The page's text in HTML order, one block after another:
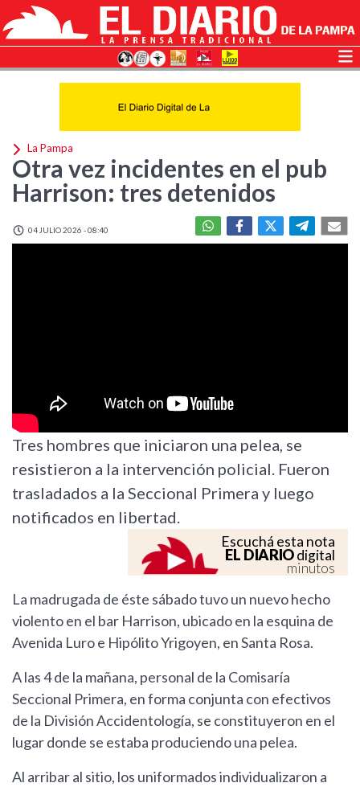
La Pampa
Otra vez incidentes en el pub
Harrison: tres detenidos
04 JULIO 2026 - 08:40
Tres hombres que iniciaron una pelea, se
resistieron a la intervención policial. Fueron
trasladados a la Seccional Primera y luego
notificados en libertad.
Escuchá esta nota
EL DIARIOdigital
minutos
La madrugada de éste sábado tuvo un nuevo hecho
violento en el bar Harrison, ubicado en la esquina de
Avenida Luro e Hipólito Yrigoyen, en Santa Rosa.
A las 4 de la mañana, personal de la Comisaría
Seccional Primera, en forma conjunta con efectivos
de la División Accidentología, se constituyeron en el
lugar donde se estaba produciendo una pelea.
Al arribar al sitio, los uniformados individualizaron a